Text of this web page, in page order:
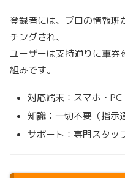
登録者には、プロの情報班
チングされ、
ユーザーは支持通りに車券
組みです。
対応端末：スマホ・PC
知識：一切不要（指示
サポート：専門スタッ